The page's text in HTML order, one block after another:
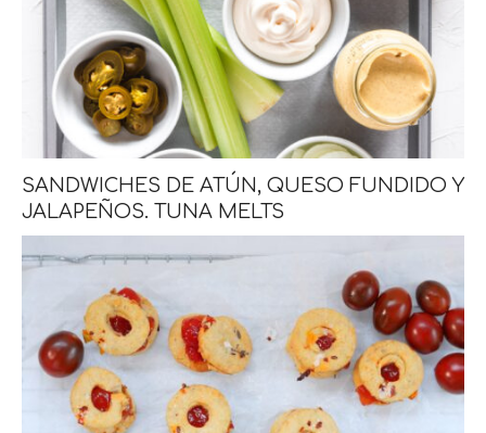
SANDWICHES DE ATÚN, QUESO FUNDIDO Y
JALAPEÑOS. TUNA MELTS